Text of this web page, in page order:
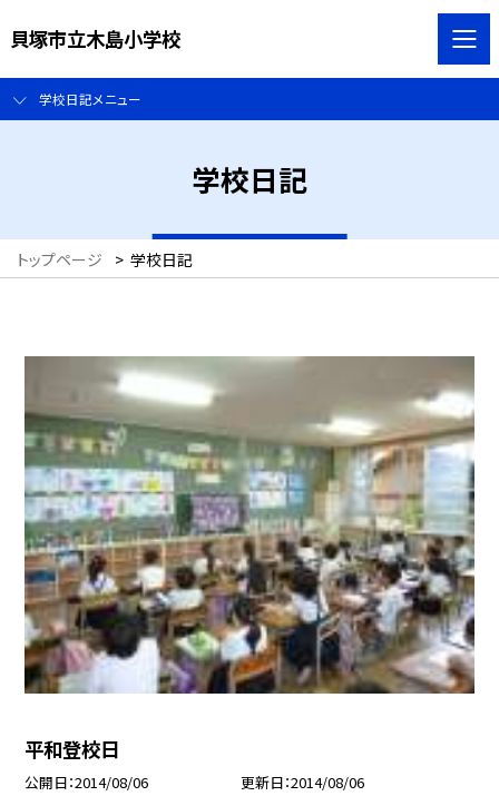
貝塚市立木島小学校
学校日記メニュー
学校日記
トップページ > 学校日記
平和登校日
公開日 2014/08/06 更新日 2014/08/06